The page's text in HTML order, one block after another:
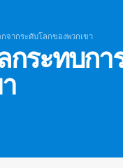
กจากระดับโลกของพวกเขา
ระทบกา